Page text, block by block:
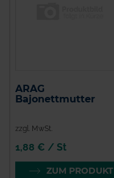
ARAG
Bajonettmutter
zzgl. MwSt.
1,88 € / St
ZUM PRODUKT